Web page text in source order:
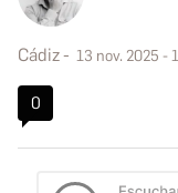
Cádiz 13 nov. 2025 -
0